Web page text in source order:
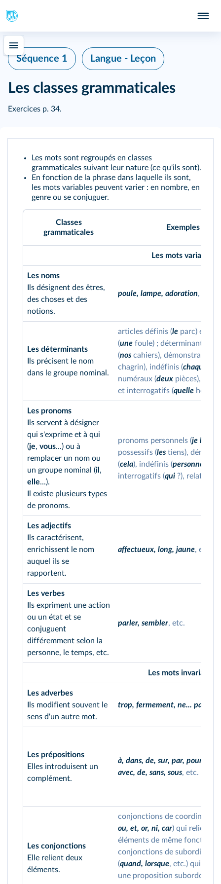
Séquence 1 Langue - Leçon
Les classes grammaticales
Exercices p. 34.
Les mots sont regroupés en classes
grammaticales suivant leur nature (ce qu'ils sont).
En fonction de la phrase dans laquelle ils sont,
les mots variables peuvent varier : en nombre, en
genre ou se conjuguer.
Classes
grammaticales
Exemples
Les mots variables
Les noms
Ils désignent des êtres,
des choses et des
notions.
poule, lampe, adoration, etc.
Les déterminants
Ils précisent le nom
dans le groupe nominal.
articles définis (le parc) et
(une foule) ; déterminants
(nos cahiers), démonstratifs (
chagrin), indéfinis (chaque
numéraux (deux pièces),
et interrogatifs (quelle heure
Les pronoms
Ils servent à désigner
qui s'exprime et à qui
(je, vous...) ou à
remplacer un nom ou
un groupe nominal (il ,
elle...).
Il existe plusieurs types
de pronoms.
pronoms personnels (je leur
possessifs (les tiens),
(cela), indéfinis (personne
interrogatifs (qui ?), relatifs (
Les adjectifs
Ils caractérisent,
enrichissent le nom
auquel ils se
rapportent.
affectueux, long, jaune, etc.
Les verbes
Ils expriment une action
ou un état et se
conjuguent
différemment selon la
personne, le temps, etc.
parler, sembler, etc.
Les mots invariables
Les adverbes
Ils modifient souvent le
sens d'un autre mot.
trop, fermement, ne... pas
Les prépositions
Elles introduisent un
complément.
à, dans, de, sur, par, pour, en,
avec, de, sans, sous, etc.
Les conjonctions
Elle relient deux
éléments.
conjonctions de coordination
ou, et, or, ni, car) qui relient
éléments de même fonction ;
conjonctions de
(quand, lorsque, etc.) qui
une proposition